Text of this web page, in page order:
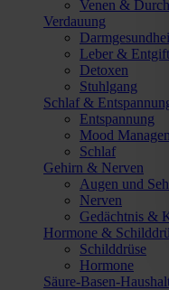
Venen &
Verdauung
Leber &
Detoxen
Stuhlgang
Schlaf &
Entspannung
Mood
Schlaf
Gehirn & Nerven
Augen und
Nerven
Gedächtnis &
Hormone &
Schilddrüse
Hormone
Säure-Basen-